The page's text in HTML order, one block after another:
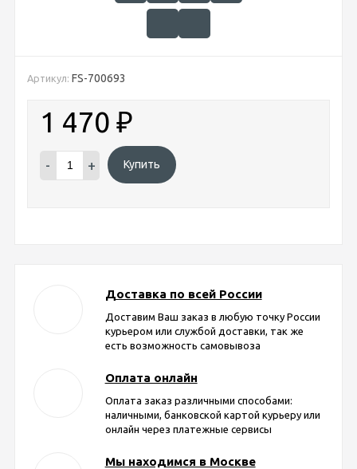
Артикул: FS-700693
1 470 ₽
- + Купить
Доставка по всей России
Доставим Ваш заказ в любую точку России
курьером или службой доставки, так же
есть возможность самовывоза
Оплата онлайн
Оплата заказ различными способами:
наличными, банковской картой курьеру или
онлайн через платежные сервисы
Мы находимся в Москве